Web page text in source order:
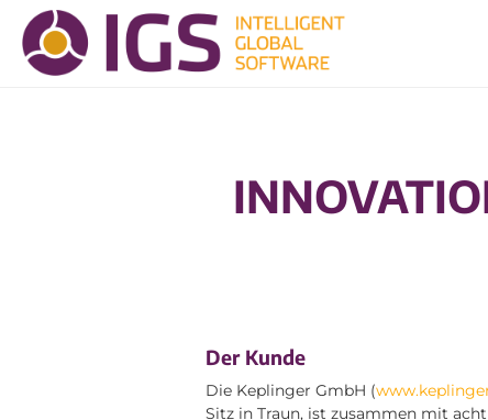
Der Kunde
Die Keplinger GmbH (
Sitz in Traun, ist zusammen mit